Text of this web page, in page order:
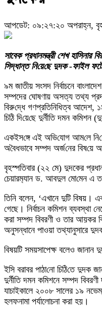
আপডেট: ০৯:২৭:২০ অপরাহ্ন,
সাবেক প্রধানমন্ত্রী শেখ
সিদ্ধান্ত নি‌য়ে‌ছে দুদক -ফাইল
৯ম জাতীয় সংসদ নির্বাচনে
সম্পদের ঘোষণায় অসত্য তথ্য
বিরু‌দ্ধে গণপ্রতিনিধিত্ব
চি‌ঠি দি‌য়ে‌ছে দুর্নী‌তি দমন ক‌মিশন
একইস‌ঙ্গে এই অ‌ভি‌যোগ আম‌লে নি‌য়ে
অ‌বৈধভাবে সম্পদ অর্জ‌নের বিষ‌য়ে
বৃহস্পতিবার (২২ মে) দুদকের
চেয়ারম‌্যান ড. আবদুল মো‌মেন এ
তিনি বলেন, ‘এখানে দুটি বিষয়।
গেছে। নির্বাচন কমিশন ব্যবস্থা
করা সম্পদ বিবরণী ও তার আয়কর
অনুসন্ধানে পাওয়া তথ্যানুসারে
বিষয়টি সময়সাপেক্ষ বলেও জানান
ই‌সি বরাব‌র পাঠা‌নো চি‌ঠি‌তে দুদক
দুর্নীতি দমন কমিশনে সম্পদ
যাচাইকালে ২০০৮ সালের ১৯
হলফনামা পর্যালোচনা করা হয়।